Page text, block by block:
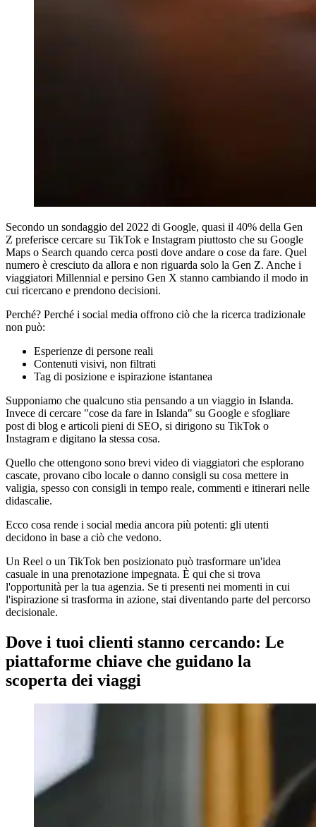
Secondo un sondaggio del 2022 di Google, quasi il 40% della Gen
Z preferisce cercare su TikTok e Instagram piuttosto che su Google
Maps o Search quando cerca posti dove andare o cose da fare. Quel
numero è cresciuto da allora e non riguarda solo la Gen Z. Anche i
viaggiatori Millennial e persino Gen X stanno cambiando il modo in
cui ricercano e prendono decisioni.
Perché? Perché i social media offrono ciò che la ricerca tradizionale
non può:
Esperienze di persone reali
Contenuti visivi, non filtrati
Tag di posizione e ispirazione istantanea
Supponiamo che qualcuno stia pensando a un viaggio in Islanda.
Invece di cercare "cose da fare in Islanda" su Google e sfogliare
post di blog e articoli pieni di SEO, si dirigono su TikTok o
Instagram e digitano la stessa cosa.
Quello che ottengono sono brevi video di viaggiatori che esplorano
cascate, provano cibo locale o danno consigli su cosa mettere in
valigia, spesso con consigli in tempo reale, commenti e itinerari nelle
didascalie.
Ecco cosa rende i social media ancora più potenti: gli utenti
decidono in base a ciò che vedono.
Un Reel o un TikTok ben posizionato può trasformare un'idea
casuale in una prenotazione impegnata. È qui che si trova
l'opportunità per la tua agenzia. Se ti presenti nei momenti in cui
l'ispirazione si trasforma in azione, stai diventando parte del percorso
decisionale.
Dove i tuoi clienti stanno cercando: Le
piattaforme chiave che guidano la
scoperta dei viaggi